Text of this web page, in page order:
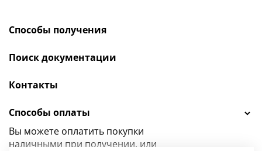
Способы получения
Поиск документации
Контакты
Способы оплаты
Вы можете оплатить покупки
наличными при получении, или